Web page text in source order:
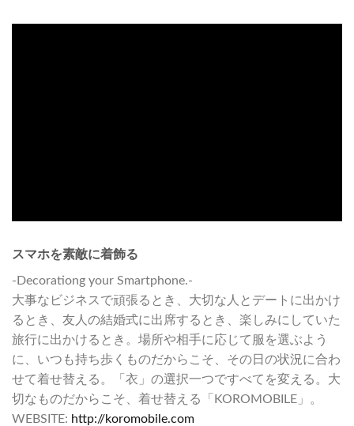
スマホを素敵に着飾る
-Decorationg your Smartphone.-
大事なビジネスで頑張るとき、大切な人とデートに出かけ
るとき、友人の結婚式に出席するとき、楽しみにしていた
旅行に出かけるとき。場所や相手に応じて服を選ぶよう
に、いつも持ち歩くものだからこそ、その日の状況に合わ
せて着せ替える。「衣」の選択一つですべてを変える。大
切なものだからこそ、着せ替える「KOROMOBILE」。
WEBSITE: http://koromobile.com